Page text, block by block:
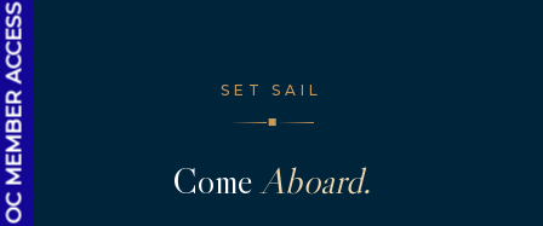
OC MEMBER ACCESS SET SAIL
◆
ComeAboard.